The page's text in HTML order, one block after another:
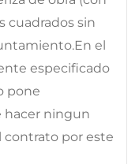
cuadrados sin
el
especificado
pone
hacer ningun
contrato por este